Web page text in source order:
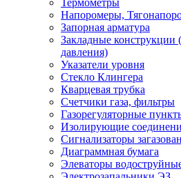
Термометры
Напоромеры,
Запорная арматура
Закладные конструкции
давления)
Указатели уровня
Стекло Клингера
Кварцевая трубка
Счетчики газа, фильтры
Газорегуляторные
Изолирующие
Сигнализаторы
Диаграммная бумага
Элеваторы